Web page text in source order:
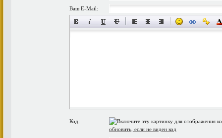
Ваш E-Mail:
Код:
обновить, если не виден код